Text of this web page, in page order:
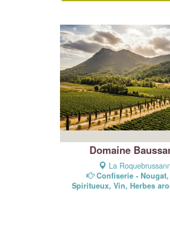
Domaine
La
Confiserie -
Spiritueux, Vin, Herbes